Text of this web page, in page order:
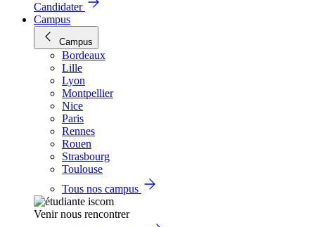
Candidater
Campus
Campus
Bordeaux
Lille
Lyon
Montpellier
Nice
Paris
Rennes
Rouen
Strasbourg
Toulouse
Tous nos campus
Venir nous rencontrer